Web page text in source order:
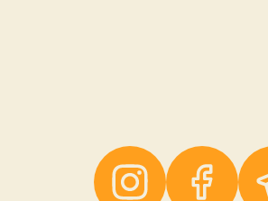
Instagram Facebook